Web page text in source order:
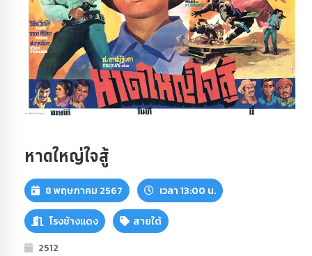
หาดใหญ่ใจสู้
8 พฤษภาคม 2567 เวลา 13:00 น.
โรงช้างแดง
สายใต้
2512